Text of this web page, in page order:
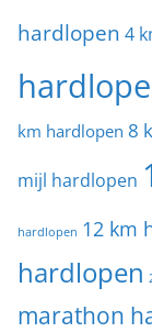
hardlopen 4
km hardlopen 8
mijl hardlopen
hardlopen 12 km
hardlopen
marathon